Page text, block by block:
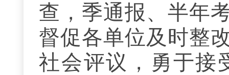
查，季通报、半年
督促各单位及时整
社会评议，勇于接